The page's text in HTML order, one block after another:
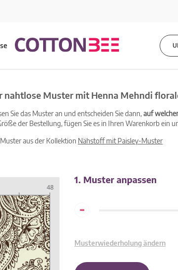
nahtlose Muster mit Henna Mehndi
Sie das Muster an und entscheiden Sie dann,auf
der Bestellung, fügen Sie es in Ihren Warenkorb ein
aus der Kollektion Nähstoff mit Paisley-Muster
1. Muster anpassen
-
Musterwiederholung ändern